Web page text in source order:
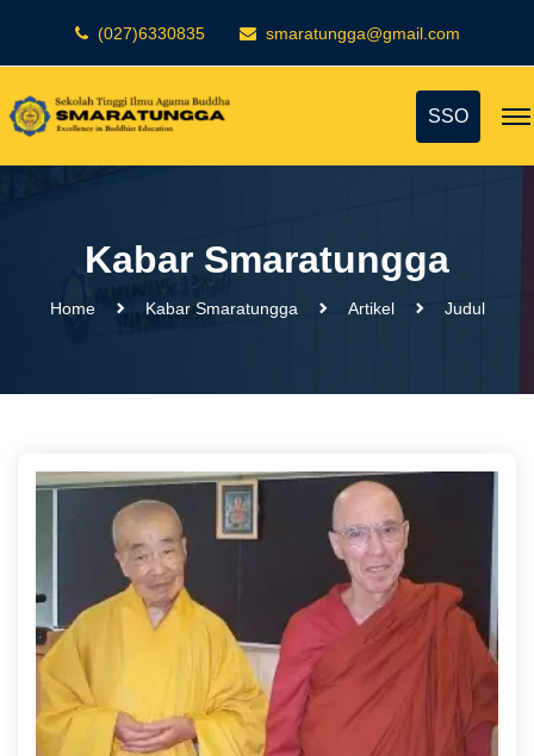
(027)6330835 smaratungga@gmail.com
SSO
Kabar Smaratungga
Home Kabar Smaratungga Artikel Judul